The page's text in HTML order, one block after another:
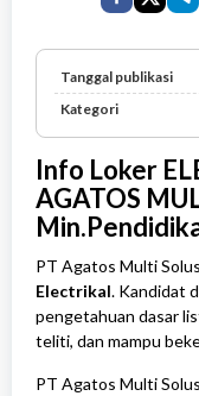
Tanggal publikasi
Kategori
Info Loker
AGATOS
PT Agatos Multi
Electrikal. Kandidat
pengetahuan dasar
teliti, dan mampu
PT Agatos Multi